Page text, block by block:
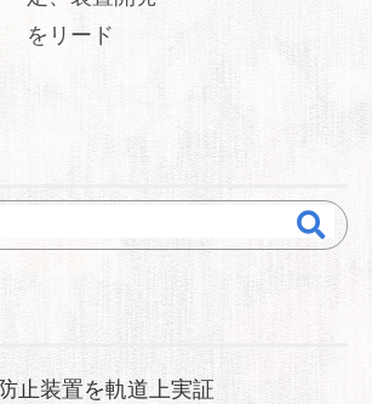
をリード
止装置を軌道上実証